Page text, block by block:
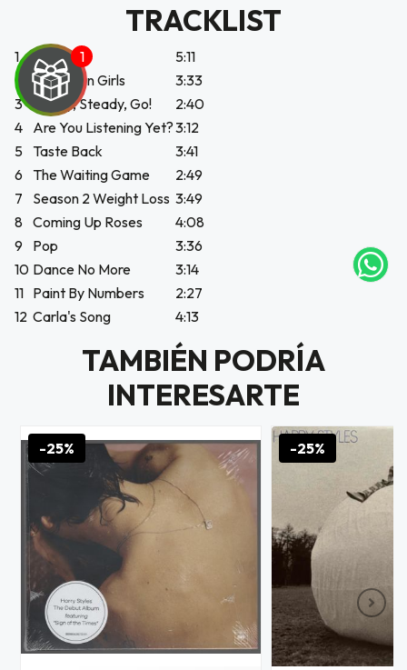
correo
web
JUGAR
TRACKLIST
1 Aperture
5:11
2
American Girls
3:33
3 Ready, Steady, Go!
2:40
4 Are You Listening Yet?3:12
5 Taste Back
3:41
6
The Waiting Game
2:49
7
Season 2 Weight Loss 3:49
8 Coming Up Roses
4:08
9
Pop
3:36
10 Dance No More
3:14
11 Paint By Numbers
2:27
12 Carla's Song 4:13
TAMBIÉN PODRÍA
INTERESARTE
-25% -25%